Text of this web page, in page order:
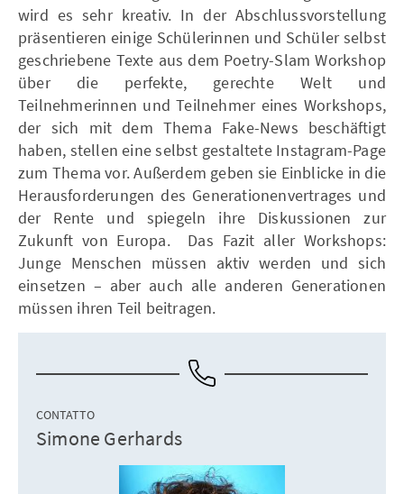
wird es sehr kreativ. In der Abschlussvorstellung
präsentieren einige Schülerinnen und Schüler selbst
geschriebene Texte aus dem Poetry-Slam Workshop
über die perfekte, gerechte Welt und
Teilnehmerinnen und Teilnehmer eines Workshops,
der sich mit dem Thema Fake-News beschäftigt
haben, stellen eine selbst gestaltete Instagram-Page
zum Thema vor. Außerdem geben sie Einblicke in die
Herausforderungen des Generationenvertrages und
der Rente und spiegeln ihre Diskussionen zur
Zukunft von Europa. Das Fazit aller Workshops:
Junge Menschen müssen aktiv werden und sich
einsetzen – aber auch alle anderen Generationen
müssen ihren Teil beitragen.
CONTATTO
Simone Gerhards